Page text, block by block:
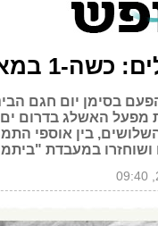
היה עדיין חג
בסימן יום חגם
האשלג בדרום
בין אוספי
ושוחזרו במעבדת